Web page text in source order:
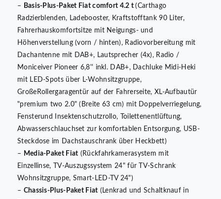
–
Basis-Plus-Paket Fiat comfort 4.2 t(Carthago
Radzierblenden, Ladebooster, Kraftstofftank 90 Liter,
Fahrerhauskomfortsitze mit Neigungs- und
Höhenverstellung (vorn / hinten), Radiovorbereitung mit
Dachantenne mit DAB+, Lautsprecher (4x), Radio /
Moniceiver Pioneer 6,8'' inkl. DAB+, Dachluke Midi-Heki
mit LED-Spots über L-Wohnsitzgruppe,
GroßeRollergaragentür auf der Fahrerseite, XL-Aufbautür
"premium two 2.0" (Breite 63 cm) mit Doppelverriegelung,
Fensterund Insektenschutzrollo, Toilettenentlüftung,
Abwasserschlauchset zur komfortablen Entsorgung, USB-
Steckdose im Dachstauschrank über Heckbett)
– Media-Paket Fiat (Rückfahrkamerasystem mit
Einzellinse, TV-Auszugssystem 24" für TV-Schrank
Wohnsitzgruppe, Smart-LED-TV 24")
– Chassis-Plus-Paket Fiat (Lenkrad und Schaltknauf in